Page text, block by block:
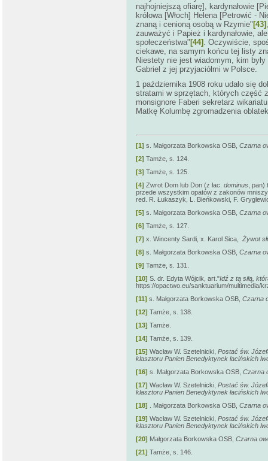
najhojniejszą ofiarę], kardynałowie
królowa [Włoch] Helena [Petrowić -
znaną i cenioną osobą w Rzymie" [43]
zauważyć i Papież i kardynałowie,
społeczeństwa" [44] . Oczywiście,
ciekawe, na samym końcu tej listy
Niestety nie jest wiadomym, kim
Gabriel z jej przyjaciółmi w Polsce.
1 października 1908 roku udało się
stratami w sprzętach, których część
monsignore Faberi sekretarz
Matkę Kolumbę zgromadzenia
[1] s. Małgorzata Borkowska OSB, Czarna
[2] Tamże, s. 124.
[3] Tamże, s. 125.
[4] Zwrot Dom lub Don (z łac. dominus ,
przede wszystkim opatów z zakonów
red. R. Łukaszyk, L. Bieńkowski, F.
[5] s. Małgorzata Borkowska OSB, Czarna
[6] Tamże, s. 127.
[7] x. Wincenty Sardi, x. Karol Sica, Żywot
[8] s. Małgorzata Borkowska OSB, Czarna
[9] Tamże, s. 131.
[10] S. dr. Edyta Wójcik, art."Idź z tą siłą,
https://opactwo.eu/sanktuarium/multimedia/
[11] s. Małgorzata Borkowska OSB, Czarna
[12] Tamże, s. 138.
[13] Tamże.
[14] Tamże, s. 139.
[15] Wacław W. Szetelnicki, Postać św.
klasztoru Panien Benedyktynek łacińskich
[16] s. Małgorzata Borkowska OSB, Czarna
[17] Wacław W. Szetelnicki, Postać św.
klasztoru Panien Benedyktynek łacińskich
[18] . Małgorzata Borkowska OSB, Czarna
[19] Wacław W. Szetelnicki, Postać św.
klasztoru Panien Benedyktynek łacińskich
[20] Małgorzata Borkowska OSB, Czarna
[21] Tamże, s. 146.